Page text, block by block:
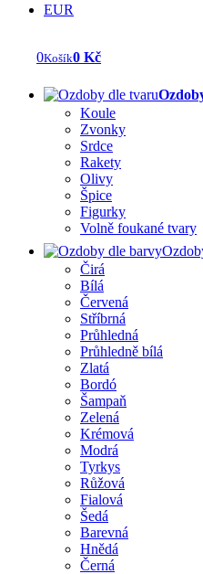
EUR
0Košík0 Kč
Koule
Zvonky
Srdce
Rakety
Olivy
Špice
Figurky
Volně foukané tvary
Čirá
Bílá
Červená
Stříbrná
Průhledná
Průhledně bílá
Zlatá
Bordó
Šampaň
Zelená
Krémová
Modrá
Tyrkys
Růžová
Fialová
Šedá
Barevná
Hnědá
Černá